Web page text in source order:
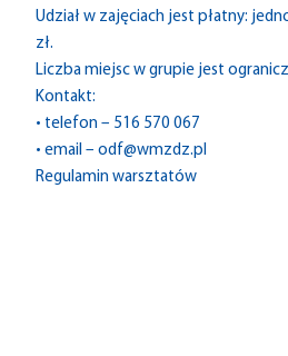
Udział w zajęciach jest płatny:
zł.
Liczba miejsc w grupie jest
Kontakt:
• telefon – 516 570 067
• email – odf@wmzdz.pl
Regulamin warsztatów